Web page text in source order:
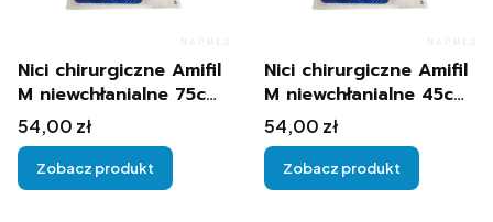
Nici chirurgiczne Amifil
M niewchłanialne 75cm
3/8c 10szt.
Cena
54,00 zł
Zobacz produkt
Nici chirurgiczne Amifil
M niewchłanialne 45cm
3/8c 10szt.
Cena
54,00 zł
Zobacz produkt